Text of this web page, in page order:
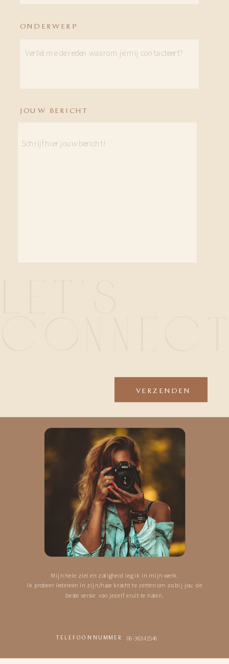
VERZENDEN
JOUW BERICHT
ONDERWERP
06-36341546
TELEFOONNUMMER
Mijn hele ziel en zaligheid leg ik in mijn werk.
Ik probeer iedereen in zijn/haar kracht te zetten om zo bij jou de
beste versie van jezelf eruit te halen.